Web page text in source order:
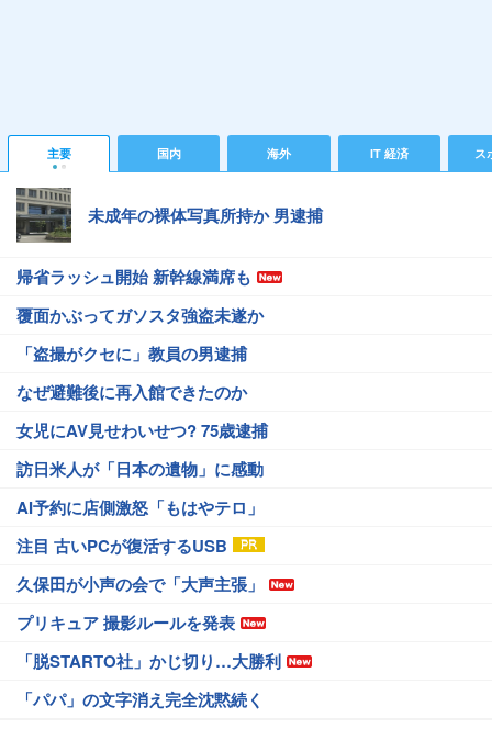
主要 国内 海外 IT 経済 ス
未成年の裸体写真所持か 男逮捕
帰省ラッシュ開始 新幹線満席も
覆面かぶってガソスタ強盗未遂か
「盗撮がクセに」教員の男逮捕
なぜ避難後に再入館できたのか
女児にAV見せわいせつ? 75歳逮捕
訪日米人が「日本の遺物」に感動
AI予約に店側激怒「もはやテロ」
注目 古いPCが復活するUSB
久保田が小声の会で「大声主張」
プリキュア 撮影ルールを発表
「脱STARTO社」かじ切り…大勝利
「パパ」の文字消え完全沈黙続く